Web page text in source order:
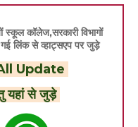
स्कूल कॉलेज,सरकारी विभागों
गई लिंक से व्हाट्सएप पर जुड़े
Update
यहां से जुड़े